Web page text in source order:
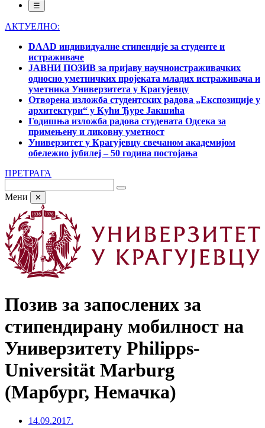
☰
АКТУЕЛНО:
DAAD индивидуалне стипендије за студенте и
истраживаче
ЈАВНИ ПОЗИВ за пријаву научноистраживачких
односно уметничких пројеката младих истраживача и
уметника Универзитета у Крагујевцу
Отворена изложба студентских радова „Експозиције у
архитектури“ у Кући Ђуре Јакшића
Годишња изложба радова студената Одсека за
примењену и ликовну уметност
Универзитет у Крагујевцу свечаном академијом
обележио јубилеј – 50 година постојања
ПРЕТРАГА
Мени ✕
Позив за запослених за
стипендирану мобилност на
Универзитету Philipps-
Universität Marburg
(Марбург, Немачка)
14.09.2017.